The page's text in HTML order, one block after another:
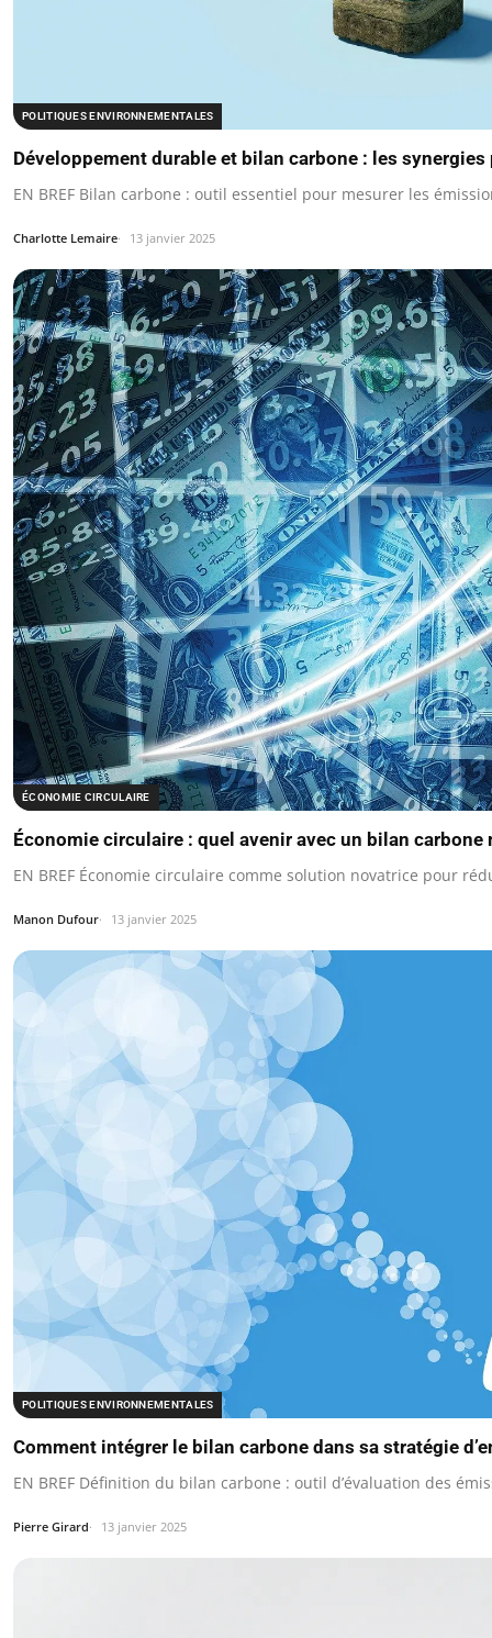
POLITIQUES ENVIRONNEMENTALES
Développement durable et bilan carbone : les
EN BREF Bilan carbone : outil essentiel pour mesurer les
Charlotte Lemaire 13 janvier 2025
ÉCONOMIE CIRCULAIRE
Économie circulaire : quel avenir avec un bilan carbone
EN BREF Économie circulaire comme solution novatrice pour
Manon Dufour 13 janvier 2025
POLITIQUES ENVIRONNEMENTALES
Comment intégrer le bilan carbone dans sa stratégie
EN BREF Définition du bilan carbone : outil d’évaluation des
Pierre Girard 13 janvier 2025